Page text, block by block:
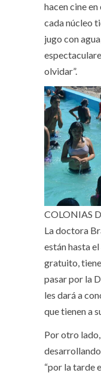
hacen cine
cada núcleo
jugo con
olvidar”.
COLONIAS
La doctora
están hasta
gratuito,
pasar por la
les dará a
que tienen a
Por otro
“por la tarde